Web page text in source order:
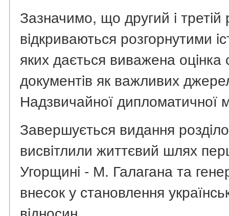
Зазначимо, що другий i третiй
вiдкриваються розгорнутими
яких дається виважена оцiнка
документiв як важливих
Надзвичайної
Завершується видання
висвiтлили життєвий шлях
Угорщинi - М. Галагана та
внесок у становлення